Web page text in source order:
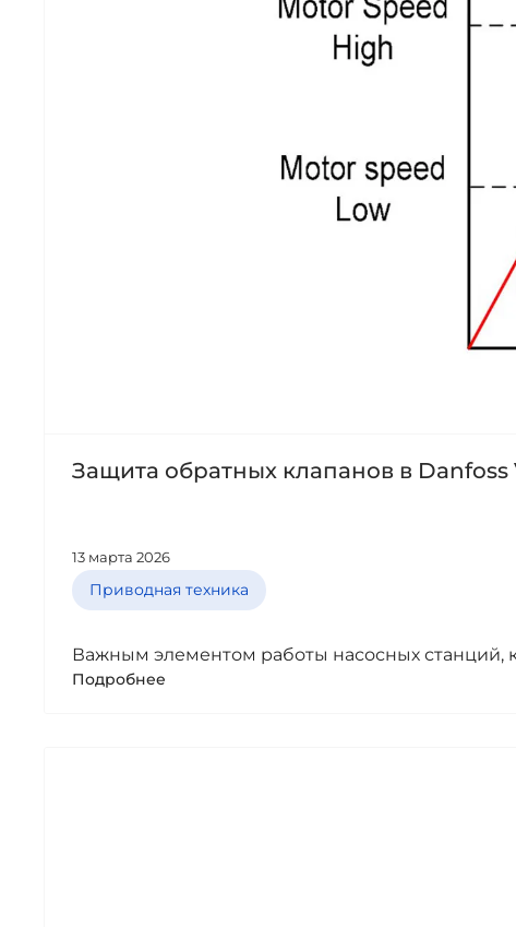
Защита обратных клапанов в Danfoss
13 марта 2026
Приводная техника
Важным элементом работы насосных станций,
Подробнее